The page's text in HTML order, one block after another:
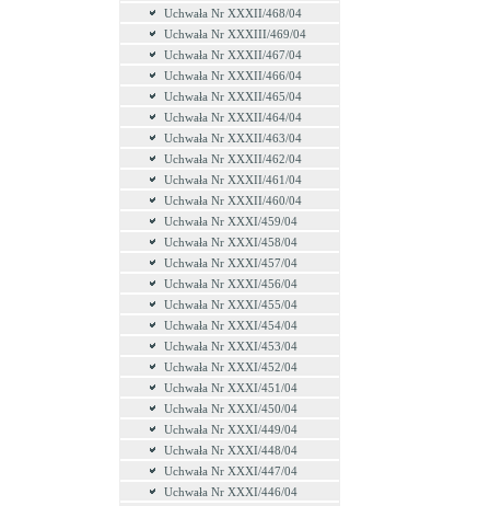
Uchwała Nr XXXII/468/04
Uchwała Nr XXXIII/469/04
Uchwała Nr XXXII/467/04
Uchwała Nr XXXII/466/04
Uchwała Nr XXXII/465/04
Uchwała Nr XXXII/464/04
Uchwała Nr XXXII/463/04
Uchwała Nr XXXII/462/04
Uchwała Nr XXXII/461/04
Uchwała Nr XXXII/460/04
Uchwała Nr XXXI/459/04
Uchwała Nr XXXI/458/04
Uchwała Nr XXXI/457/04
Uchwała Nr XXXI/456/04
Uchwała Nr XXXI/455/04
Uchwała Nr XXXI/454/04
Uchwała Nr XXXI/453/04
Uchwała Nr XXXI/452/04
Uchwała Nr XXXI/451/04
Uchwała Nr XXXI/450/04
Uchwała Nr XXXI/449/04
Uchwała Nr XXXI/448/04
Uchwała Nr XXXI/447/04
Uchwała Nr XXXI/446/04